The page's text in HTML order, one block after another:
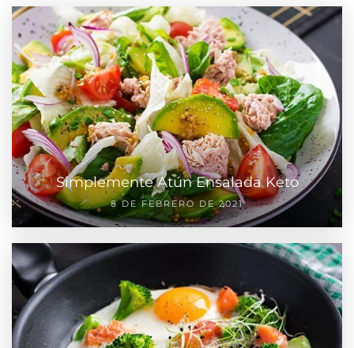
Simplemente Atún Ensalada Keto
8 DE FEBRERO DE 2021